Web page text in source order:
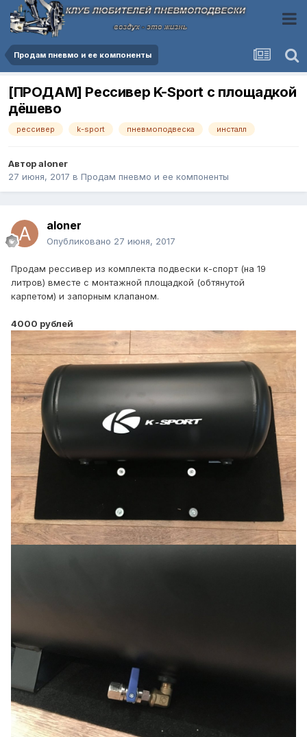
Продам пневмо и ее компоненты
[ПРОДАМ] Рессивер K-Sport с площадкой
дёшево
рессивер k-sport пневмоподвеска инсталл
Авторaloner
27 июня, 2017 в Продам пневмо и ее компоненты
aloner
Опубликовано 27 июня, 2017
Продам рессивер из комплекта подвески к-спорт (на 19
литров) вместе с монтажной площадкой (обтянутой
карпетом) и запорным клапаном.
4000 рублей